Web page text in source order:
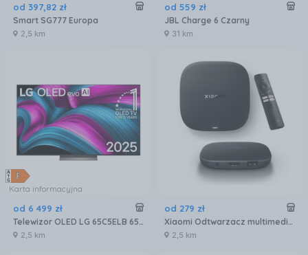
od 397,82 zł
Smart SG777 Europa
2,5 km
od 559 zł
JBL Charge 6 Czarny
31 km
Karta informacyjna
od 6 499 zł
Telewizor OLED LG 65C5ELB 65 cali 4K UHD
2,5 km
od 279 zł
Xiaomi Odtwarzacz multimedialny Tv Box S 3 Generacji 4K 32GB WIFI6
2,5 km